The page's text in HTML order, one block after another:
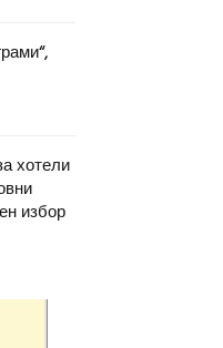
хотели
избор